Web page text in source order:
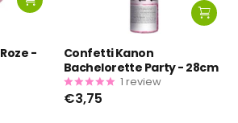
-
Confetti Kanon
Bachelorette Party - 28cm
1 review
€3,75